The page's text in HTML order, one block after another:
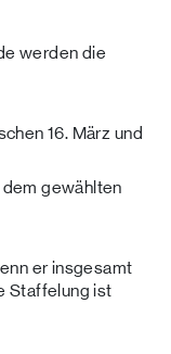
werden die
16. März und
gewählten
er insgesamt
Staffelung ist